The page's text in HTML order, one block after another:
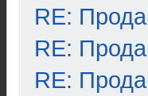
RE:
RE:
RE: